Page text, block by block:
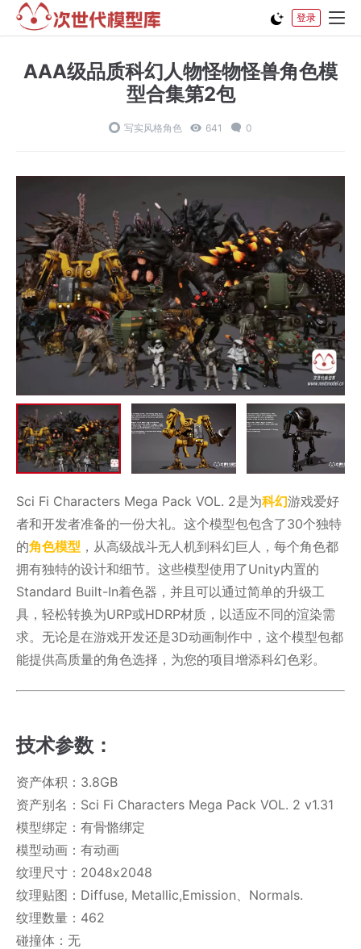
登录
AAA级品质科幻人物怪物怪兽角色模
型合集第2包
写实风格角色 641 0
Sci Fi Characters Mega Pack VOL. 2是为科幻游戏爱好
者和开发者准备的一份大礼。这个模型包包含了30个独特
的角色模型 ，从高级战斗无人机到科幻巨人，每个角色都
拥有独特的设计和细节。这些模型使用了Unity内置的
Standard Built-In着色器，并且可以通过简单的升级工
具，轻松转换为URP或HDRP材质，以适应不同的渲染需
求。无论是在游戏开发还是3D动画制作中，这个模型包都
能提供高质量的角色选择，为您的项目增添科幻色彩。
技术参数：
资产体积：3.8GB
资产别名：Sci Fi Characters Mega Pack VOL. 2 v1.31
模型绑定：有骨骼绑定
模型动画：有动画
纹理尺寸：2048x2048
纹理贴图：Diffuse, Metallic,Emission、Normals.
纹理数量：462
碰撞体：无